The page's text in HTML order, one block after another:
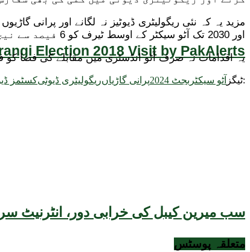
Election 2018 Visit by PakAlerts
سب میرین کیبل کی خرابی دور، انٹرنیٹ
اور 2030 تک آٹو سیکٹر کے اوسط ٹیرف کو 6 فیصد سے نیچے لانے کا ہدف بھی طے کیا گیا ہے۔
یہ اقدامات نہ صرف آٹو انڈسٹری میں مقابلے کی فضا کو
ٹیگز: آٹو سیکٹر بجٹ 2024 پرانی گاڑیاںریگولیٹری ڈیوٹیکسٹمز
متعلقہ پوسٹس